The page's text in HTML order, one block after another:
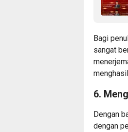
Bagi
sangat
6.
Dengan
dengan